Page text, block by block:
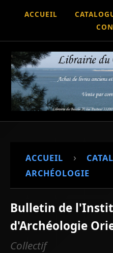
ACCUEIL
ACCUEIL ›
ARCHÉOLOGIE
Bulletin de
d'Archéologie
Collectif